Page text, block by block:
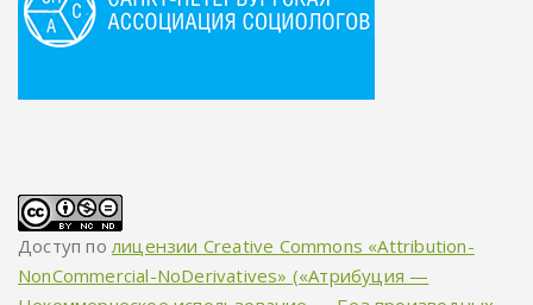
Доступ полицензии Creative Commons «Attribution-
NonCommercial-NoDerivatives» («Атрибуция —